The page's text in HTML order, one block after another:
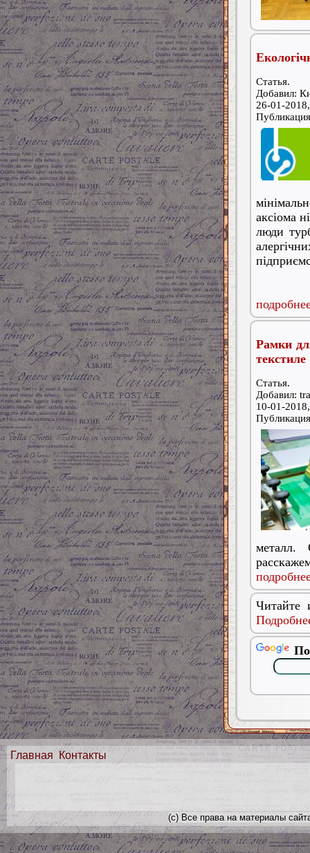
Статья.
Добавил:
26-01-
аксіома
люди
Рамки
текстиле
Статья.
Добавил:
10-01-
металл.
Читайте
Главная Контакты
(с) Все права на материалы